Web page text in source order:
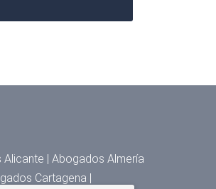
| Abogados Almería
Cartagena |